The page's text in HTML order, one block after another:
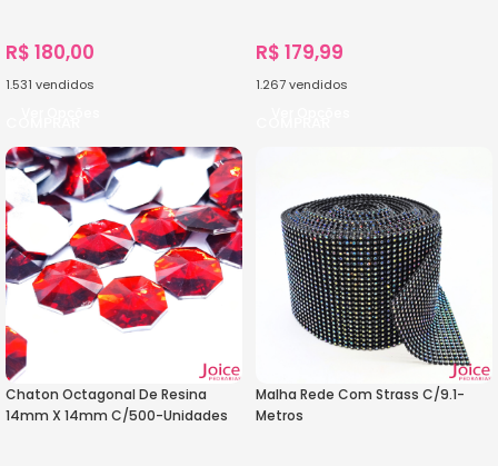
R$ 180,00
1.531 vendidos
R$ 179,99
1.267vendidos
Chaton Octagonal De Resina
14mm X 14mm C/500-Unidades
Malha Rede Com Strass C/9.1-
Metros